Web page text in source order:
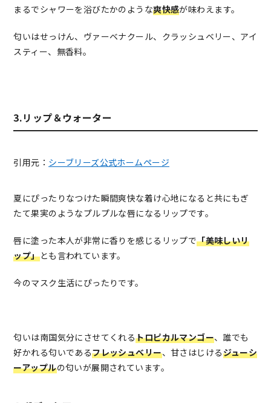
まるでシャワーを浴びたかのような爽快感が味わえます。
匂いはせっけん、ヴァーベナクール、クラッシュベリー、アイ
スティー、無香料。
3.リップ＆ウォーター
引用元： シーブリーズ公式ホームページ
夏にぴったりなつけた瞬間爽快な着け心地になると共にもぎ
たて果実のようなプルプルな唇になるリップです。
唇に塗った本人が非常に香りを感じるリップで「美味しいリ
ップ」とも言われています。
今のマスク生活にぴったりです。
匂いは南国気分にさせてくれるトロピカルマンゴー、誰でも
好かれる匂いであるフレッシュベリー、甘さはじけるジューシ
ーアップルの匂いが展開されています。